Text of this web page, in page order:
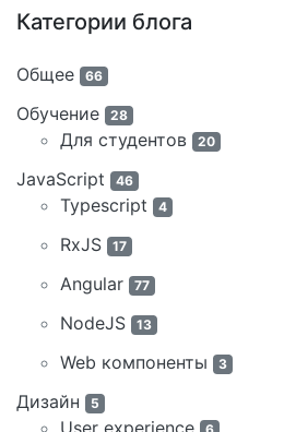
Категории блога
Общее 66
Обучение 28
Для студентов 20
JavaScript 46
Typescript 4
RxJS 17
Angular 77
NodeJS 13
Web компоненты 3
Дизайн 5
User experience